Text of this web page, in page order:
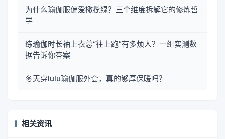
为什么瑜伽服偏爱橄榄绿？三个维度拆解它的修炼哲
学
练瑜伽时长袖上衣总“往上跑”有多烦人？一组实测数
据告诉你答案
冬天穿lulu瑜伽服外套，真的够厚保暖吗？
相关资讯